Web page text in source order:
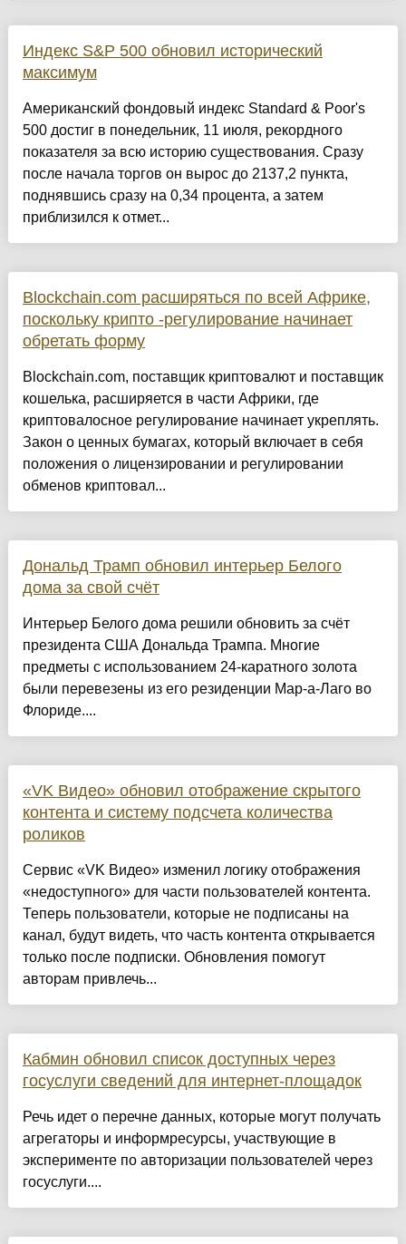
Индекс S&P 500 обновил исторический
максимум
Американский фондовый индекс Standard & Poor's
500 достиг в понедельник, 11 июля, рекордного
показателя за всю историю существования. Сразу
после начала торгов он вырос до 2137,2 пункта,
поднявшись сразу на 0,34 процента, а затем
приблизился к отмет...
Blockchain.com расширяться по всей Африке,
поскольку крипто -регулирование начинает
обретать форму
Blockchain.com, поставщик криптовалют и поставщик
кошелька, расширяется в части Африки, где
криптовалосное регулирование начинает укреплять.
Закон о ценных бумагах, который включает в себя
положения о лицензировании и регулировании
обменов криптовал...
Дональд Трамп обновил интерьер Белого
дома за свой счёт
Интерьер Белого дома решили обновить за счёт
президента США Дональда Трампа. Многие
предметы с использованием 24-каратного золота
были перевезены из его резиденции Мар-а-Лаго во
Флориде....
«VK Видео» обновил отображение скрытого
контента и систему подсчета количества
роликов
Сервис «VK Видео» изменил логику отображения
«недоступного» для части пользователей контента.
Теперь пользователи, которые не подписаны на
канал, будут видеть, что часть контента открывается
только после подписки. Обновления помогут
авторам привлечь...
Кабмин обновил список доступных через
госуслуги сведений для интернет-площадок
Речь идет о перечне данных, которые могут получать
агрегаторы и информресурсы, участвующие в
эксперименте по авторизации пользователей через
госуслуги....